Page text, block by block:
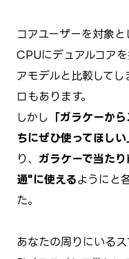
コアユーザーを対象
CPUにデュアルコア
アモデルと比較して
ロもあります。
しかし
「ガラケーか
ちにぜひ使ってほしい
り、 ガラケーで当た
通"に使えるようにと
た。
あなたの周りにいる